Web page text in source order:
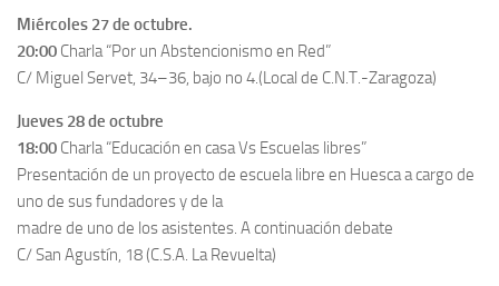
Miércoles 27 de octubre.
20:00 Charla “Por un Abstencionismo en Red”
C/ Miguel Servet, 34–36, bajo no 4.(Local de C.N.T.-Zaragoza)
Jueves 28 de octubre
18:00 Charla “Educación en casa Vs Escuelas libres”
Presentación de un proyecto de escuela libre en Huesca a cargo de
uno de sus fundadores y de la
madre de uno de los asistentes. A continuación debate
C/ San Agustín, 18 (C.S.A. La Revuelta)